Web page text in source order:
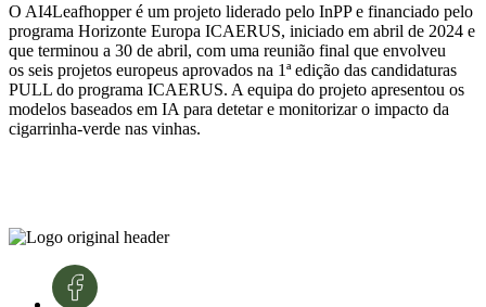
O AI4Leafhopper é um projeto liderado pelo InPP e financiado pelo
programa Horizonte Europa ICAERUS, iniciado em abril de 2024 e
que terminou a 30 de abril, com uma reunião final que envolveu
os seis projetos europeus aprovados na 1ª edição das candidaturas
PULL do programa ICAERUS. A equipa do projeto apresentou os
modelos baseados em IA para detetar e monitorizar o impacto da
cigarrinha-verde nas vinhas.